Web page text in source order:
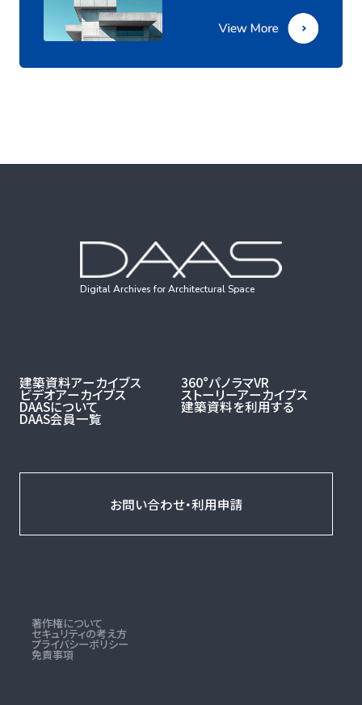
Digital Archives for Architectural Space
建築資料アーカイブス 360°パノラマVR
ビデオアーカイブス ストーリーアーカイブス
DAASについて 建築資料を利用する
DAAS会員一覧
お問い合わせ・利用申請
著作権について
セキュリティの考え方
プライバシーポリシー
免責事項